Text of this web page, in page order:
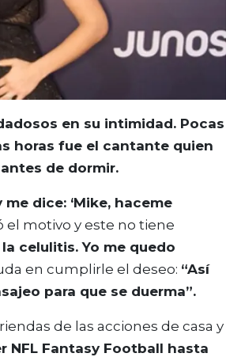
en su intimidad. Pocas
horas fue el cantante quien
de dormir.
dice: ‘Mike, haceme
el motivo y este no tiene
celulitis. Yo me quedo
en cumplirle el deseo: “Así
para que se duerma”.
de las acciones de casa y
NFL Fantasy Football hasta